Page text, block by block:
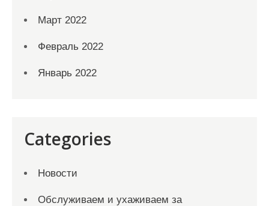
Март 2022
Февраль 2022
Январь 2022
Categories
Новости
Обслуживаем и ухаживаем за